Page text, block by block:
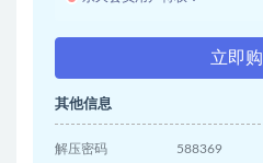
立即
其他信息
解压密码 588369